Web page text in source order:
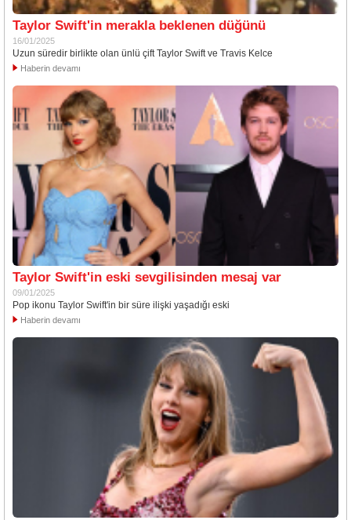
Taylor Swift'in merakla beklenen düğünü
16/01/2025
Uzun süredir birlikte olan ünlü çift Taylor Swift ve Travis Kelce
Haberin devamı
Taylor Swift'in eski sevgilisinden mesaj var
09/01/2025
Pop ikonu Taylor Swift'in bir süre ilişki yaşadığı eski
Haberin devamı